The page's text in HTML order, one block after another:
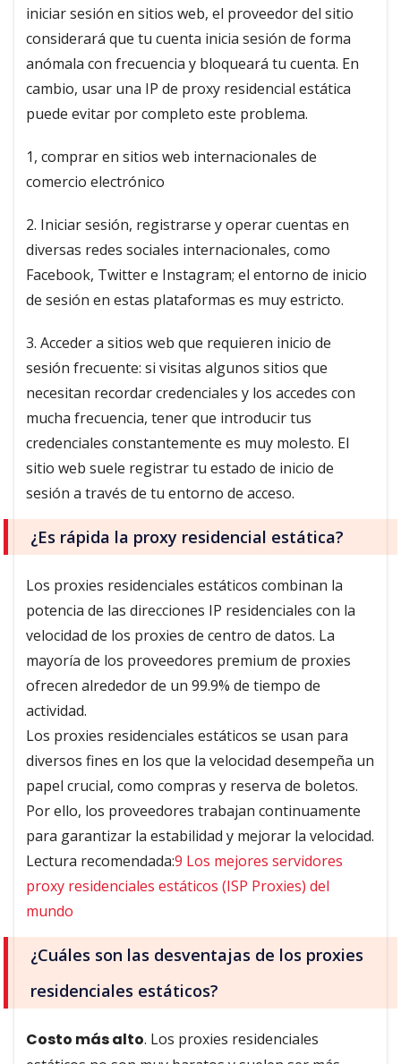
iniciar sesión en sitios web, el proveedor del sitio
considerará que tu cuenta inicia sesión de forma
anómala con frecuencia y bloqueará tu cuenta. En
cambio, usar una IP de proxy residencial estática
puede evitar por completo este problema.
1, comprar en sitios web internacionales de
comercio electrónico
2. Iniciar sesión, registrarse y operar cuentas en
diversas redes sociales internacionales, como
Facebook, Twitter e Instagram; el entorno de inicio
de sesión en estas plataformas es muy estricto.
3. Acceder a sitios web que requieren inicio de
sesión frecuente: si visitas algunos sitios que
necesitan recordar credenciales y los accedes con
mucha frecuencia, tener que introducir tus
credenciales constantemente es muy molesto. El
sitio web suele registrar tu estado de inicio de
sesión a través de tu entorno de acceso.
¿Es rápida la proxy residencial estática?
Los proxies residenciales estáticos combinan la
potencia de las direcciones IP residenciales con la
velocidad de los proxies de centro de datos. La
mayoría de los proveedores premium de proxies
ofrecen alrededor de un 99.9% de tiempo de
actividad.
Los proxies residenciales estáticos se usan para
diversos fines en los que la velocidad desempeña un
papel crucial, como compras y reserva de boletos.
Por ello, los proveedores trabajan continuamente
para garantizar la estabilidad y mejorar la velocidad.
Lectura recomendada:9 Los mejores servidores
proxy residenciales estáticos (ISP Proxies) del
mundo
¿Cuáles son las desventajas de los proxies
residenciales estáticos?
Costo más alto. Los proxies residenciales